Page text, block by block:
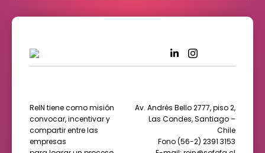
ReIN tiene como misión
convocar, incentivar y
compartir entre las
empresas
Av. Andrés Bello 2777, piso 2,
Las Condes, Santiago –
Chile
Fono (56-2) 2391 3153